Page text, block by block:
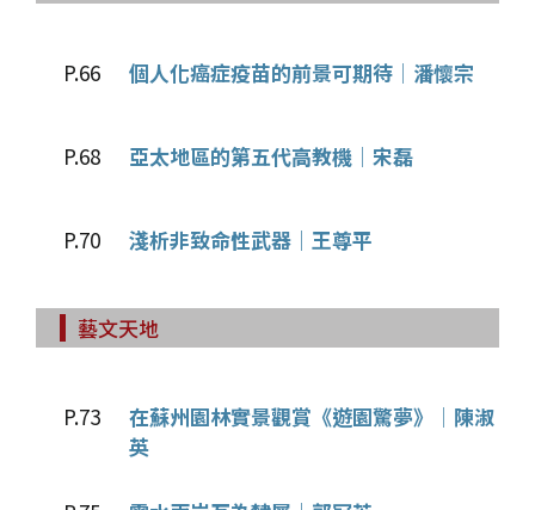
P.66 個人化癌症疫苗的前景可期待│潘懷宗
P.68 亞太地區的第五代高教機│宋磊
P.70 淺析非致命性武器│王尊平
藝文天地
P.73
在蘇州園林實景觀賞《遊園驚夢》│陳淑
英